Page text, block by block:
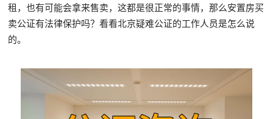
租，也有可能会拿来售卖，这都是很正常的事情，那么安置房买
卖公证有法律保护吗？看看北京疑难公证的工作人员是怎么说
的。